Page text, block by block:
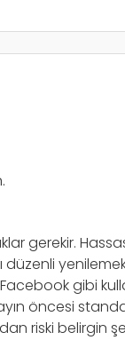
gerekir.
düzenli
gibi
öncesi
riski belirgin